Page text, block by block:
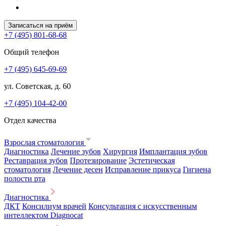
Записаться на приём
+7 (495) 801-68-68
Общий телефон
+7 (495) 645-69-69
ул. Советская, д. 60
+7 (495) 104-42-00
Отдел качества
Взрослая стоматология
Диагностика Лечение зубов Хирургия Имплантация зубов
Реставрация зубов Протезирование Эстетическая
стоматология Лечение десен Исправление прикуса Гигиена
полости рта
Диагностика
ДКТ Консилиум врачей Консультация с искусственным
интеллектом Diagnocat